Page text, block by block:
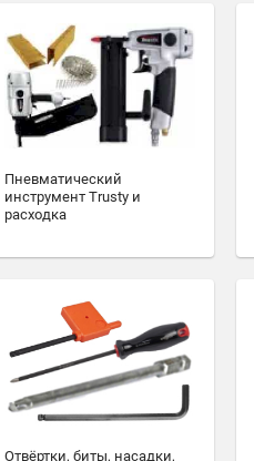
Пневматический
инструмент Trusty и
расходка
Отвёртки, биты, насадки,